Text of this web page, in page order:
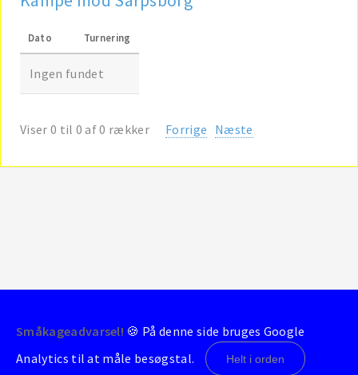
Dato Turnering
Ingen fundet
Viser 0 til 0 af 0 rækker Forrige Næste
© 2004-2026 - BrondbyStats
Småkageadvarsel! 🍪 På denne side bruges Google
Analytics til at måle besøgstal.
Helt i orden